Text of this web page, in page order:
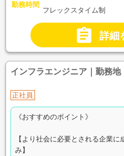
勤務時間
フレックスタイム制
 詳細
インフラエンジニア｜勤務地
正社員
《おすすめのポイント》
【より社会に必要とされる企業
み】